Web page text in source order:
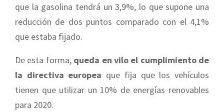
que la gasolina tendrá un 3,9%, lo que supone una
reducción de dos puntos comparado con el 4,1%
que estaba fijado.
De esta forma, queda en vilo el cumplimiento de
la directiva europea que fija que los vehículos
tienen que utilizar un 10% de energías renovables
para 2020.